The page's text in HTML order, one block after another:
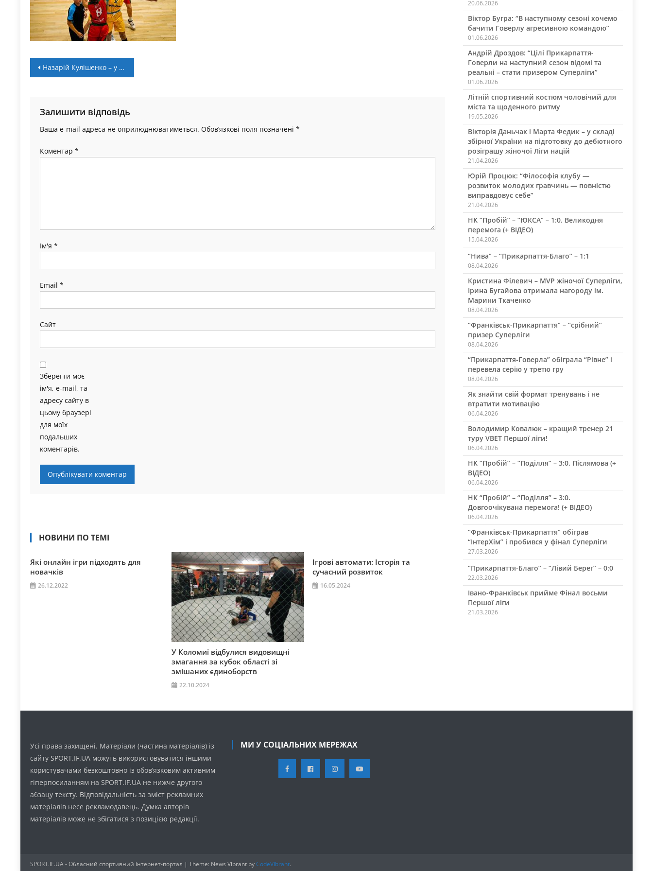
Навігація
Назарій Кулішенко – у розширеному списку збірної України U-20 на чемпіонат Європи
Залишити відповідь
Ваша e-mail адреса не оприлюднюватиметься. Обов’язкові поля позначені *
Коментар *
Ім'я *
Email *
Сайт
Зберегти моє
ім'я, e-mail, та
адресу сайту в
цьому браузері
для моїх
подальших
коментарів.
НОВИНИ ПО ТЕМІ
Які онлайн ігри підходять для
новачків
26.12.2022
У Коломиї відбулися видовищні
змагання за кубок області зі
змішаних єдиноборств
22.10.2024
Ігрові автомати: Історія та
сучасний розвиток
16.05.2024
20.06.2026
Віктор Бугра: “В наступному сезоні хочемо
бачити Говерлу агресивною командою”
01.06.2026
Андрій Дроздов: “Цілі Прикарпаття-
Говерли на наступний сезон відомі та
реальні – стати призером Суперліги”
01.06.2026
Літній спортивний костюм чоловічий для
міста та щоденного ритму
19.05.2026
Вікторія Даньчак і Марта Федик – у складі
збірної України на підготовку до дебютного
розіграшу жіночої Ліги націй
21.04.2026
Юрій Процюк: “Філософія клубу —
розвиток молодих гравчинь — повністю
виправдовує себе”
21.04.2026
НК “Пробій” – “ЮКСА” – 1:0. Великодня
перемога (+ ВІДЕО)
15.04.2026
“Нива” – “Прикарпаття-Благо” – 1:1
08.04.2026
Кристина Філевич – MVP жіночої Суперліги,
Ірина Бугайова отримала нагороду ім.
Марини Ткаченко
08.04.2026
“Франківськ-Прикарпаття” – “срібний”
призер Суперліги
08.04.2026
“Прикарпаття-Говерла” обіграла “Рівне” і
перевела серію у третю гру
08.04.2026
Як знайти свій формат тренувань і не
втратити мотивацію
06.04.2026
Володимир Ковалюк – кращий тренер 21
туру VBET Першої ліги!
06.04.2026
НК “Пробій” – “Поділля” – 3:0. Післямова (+
ВІДЕО)
06.04.2026
НК “Пробій” – “Поділля” – 3:0.
Довгоочікувана перемога! (+ ВІДЕО)
06.04.2026
“Франківськ-Прикарпаття” обіграв
“ІнтерХім” і пробився у фінал Суперліги
27.03.2026
“Прикарпаття-Благо” – “Лівий Берег” – 0:0
22.03.2026
Івано-Франківськ прийме Фінал восьми
Першої ліги
21.03.2026
Усі права захищені. Матеріали (частина матеріалів) із
сайту SPORT.IF.UA можуть використовуватися іншими
користувачами безкоштовно із обов’язковим активним
гіперпосиланням на SPORT.IF.UA не нижче другого
абзацу тексту. Відповідальність за зміст рекламних
матеріалів несе рекламодавець. Думка авторів
матеріалів може не збігатися з позицією редакції.
МИ У СОЦІАЛЬНИХ МЕРЕЖАХ
SPORT.IF.UA - Обласний спортивний інтернет-портал | Theme: News Vibrant byCodeVibrant.